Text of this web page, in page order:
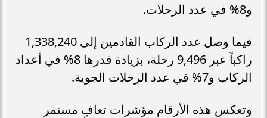
و8% في عدد الرحلات.
فيما وصل عدد الركاب القادمين إلى 1,338,240
راكباً عبر 9,496 رحلة، بزيادة قدرها 8% في أعداد
الركاب و7% في عدد الرحلات الجوية.
وتعكس هذه الأرقام مؤشرات تعافٍ مستمر